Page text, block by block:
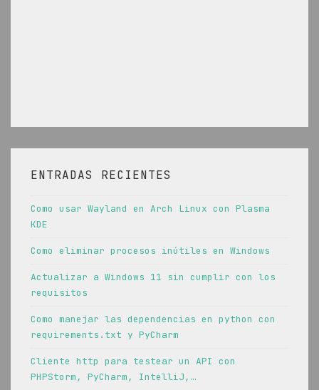
ENTRADAS RECIENTES
Como usar Wayland en Arch Linux con Plasma
KDE
Como eliminar procesos inútiles en Windows
Actualizar a Windows 11 sin cumplir con los
requisitos
Como manejar las dependencias en python con
requirements.txt y PyCharm
Cliente http para testear un API con
PHPStorm, PyCharm, IntelliJ,…